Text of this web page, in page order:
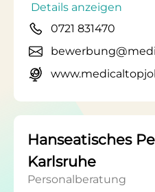
Details anzeigen
0721 831470
Hanseatisches
Karlsruhe
Personalberatung